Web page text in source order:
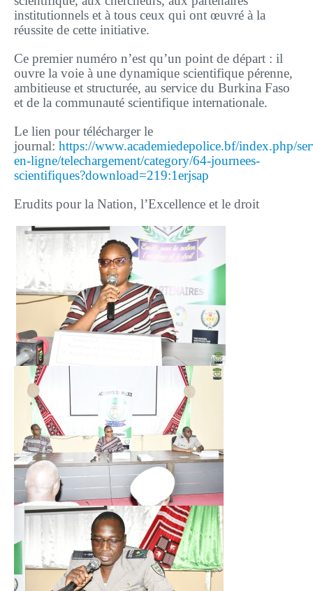
institutionnels et à tous ceux qui ont œuvré à la
réussite de cette initiative.
Ce premier numéro n’est qu’un point de départ : il
ouvre la voie à une dynamique scientifique pérenne,
ambitieuse et structurée, au service du Burkina Faso
et de la communauté scientifique internationale.
Le lien pour télécharger le
journal: https://www.academiedepolice.bf/index.php/
en-ligne/telechargement/category/64-journees-
scientifiques?download=219:1erjsap
Erudits pour la Nation, l’Excellence et le droit